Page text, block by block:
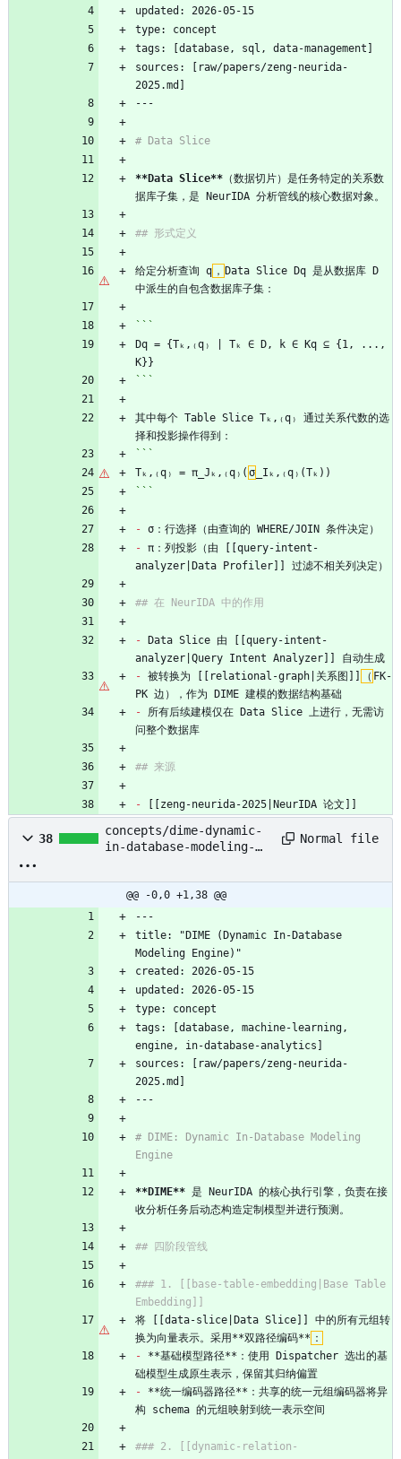
updated: 2026-05-15
type: concept
tags: [database, sql, data-management]
sources: [raw/papers/zeng-neurida-
2025.md]
---
# Data Slice
**Data Slice** （数据切片）是任务特定的关系数
据库子集，是 NeurIDA 分析管线的核心数据对象。
## 形式定义
给定分析查询 q ， Data Slice Dq 是从数据库 D
中派生的自包含数据库子集：
```
Dq = {Tₖ,₍q₎ | Tₖ ∈ D, k ∈ Kq ⊆ {1, ...,
K}}
```
其中每个 Table Slice Tₖ,₍q₎ 通过关系代数的选
择和投影操作得到：
```
Tₖ,₍q₎ = π_Jₖ,₍q₎( σ _Iₖ,₍q₎(Tₖ))
```
- σ：行选择（由查询的 WHERE/JOIN 条件决定）
- π：列投影（由 [[query-intent-
analyzer|Data Profiler]] 过滤不相关列决定）
## 在 NeurIDA 中的作用
- Data Slice 由 [[query-intent-
analyzer|Query Intent Analyzer]] 自动生成
- 被转换为 [[relational-graph|关系图]] （ FK-
PK 边），作为 DIME 建模的数据结构基础
- 所有后续建模仅在 Data Slice 上进行，无需访
问整个数据库
## 来源
- [[zeng-neurida-2025|NeurIDA 论文]]
38
concepts/dime-dynamic-
in-database-modeling-
Normal file
@@ -0,0 +1,38 @@
---
title: "DIME (Dynamic In-Database
Modeling Engine)"
created: 2026-05-15
updated: 2026-05-15
type: concept
tags: [database, machine-learning,
engine, in-database-analytics]
sources: [raw/papers/zeng-neurida-
2025.md]
---
# DIME: Dynamic In-Database Modeling
Engine
**DIME** 是 NeurIDA 的核心执行引擎，负责在接
收分析任务后动态构造定制模型并进行预测。
## 四阶段管线
### 1. [[base-table-embedding|Base Table
Embedding]]
将 [[data-slice|Data Slice]] 中的所有元组转
换为向量表示。采用**双路径编码** ：
- **基础模型路径**：使用 Dispatcher 选出的基
础模型生成原生表示，保留其归纳偏置
- **统一编码器路径**：共享的统一元组编码器将异
构 schema 的元组映射到统一表示空间
### 2. [[dynamic-relation-